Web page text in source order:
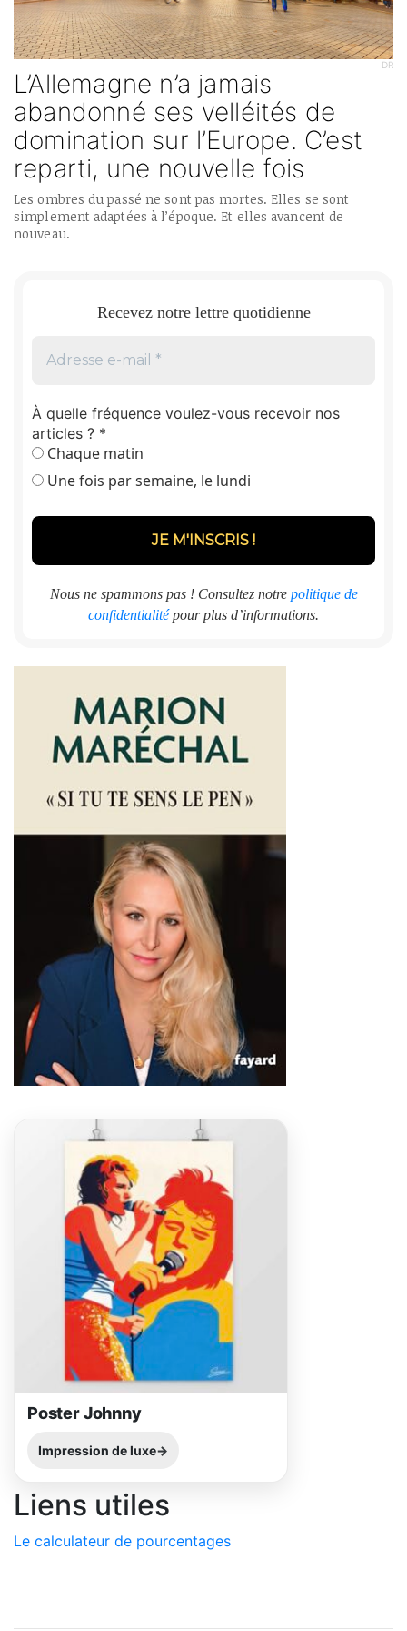
DR
L’Allemagne n’a jamais
abandonné ses velléités de
domination sur l’Europe. C’est
reparti, une nouvelle fois
Les ombres du passé ne sont pas mortes. Elles se sont
simplement adaptées à l’époque. Et elles avancent de
nouveau.
Recevez notre lettre quotidienne
À quelle fréquence voulez-vous recevoir nos
articles ? *
Chaque matin
Une fois par semaine, le lundi
Nous ne spammons pas ! Consultez notre politique de
confidentialitépour plus d’informations.
Poster Johnny
Impression de luxe
Liens utiles
Le calculateur de pourcentages